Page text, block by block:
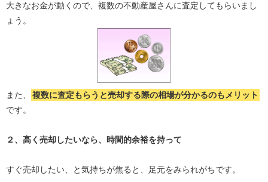
大きなお金が動くので、複数の不動産屋さんに査定してもらいまし
ょう。
また、 複数に査定もらうと売却する際の相場が分かるのもメリット
です。
２、高く売却したいなら、時間的余裕を持って
すぐ売却したい、と気持ちが焦ると、足元をみられがちです。